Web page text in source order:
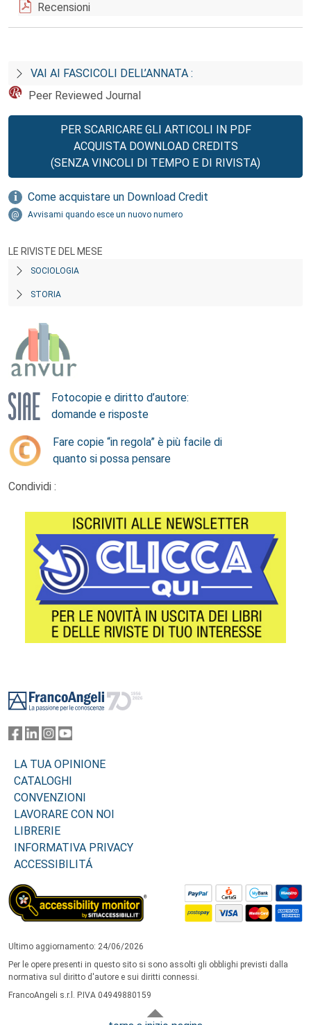
Recensioni
VAI AI FASCICOLI DELL’ANNATA :
Peer Reviewed Journal
PER SCARICARE GLI ARTICOLI IN PDF
ACQUISTA DOWNLOAD CREDITS
(SENZA VINCOLI DI TEMPO E DI RIVISTA)
Come acquistare un Download Credit
Avvisami quando esce un nuovo numero
LE RIVISTE DEL MESE
SOCIOLOGIA
STORIA
Fotocopie e diritto d’autore:
domande e risposte
Fare copie “in regola” è più facile di
quanto si possa pensare
Condividi :
LA TUA OPINIONE
CATALOGHI
CONVENZIONI
LAVORARE CON NOI
LIBRERIE
INFORMATIVA PRIVACY
ACCESSIBILITÁ
Ultimo aggiornamento: 24/06/2026
Per le opere presenti in questo sito si sono assolti gli obblighi previsti dalla
normativa sul diritto d'autore e sui diritti connessi.
FrancoAngeli s.r.l. P.IVA 04949880159